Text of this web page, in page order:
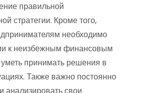
правильной
стратегии. Кроме того,
необходимо
к неизбежным финансовым
принимать решения в
Также важно постоянно